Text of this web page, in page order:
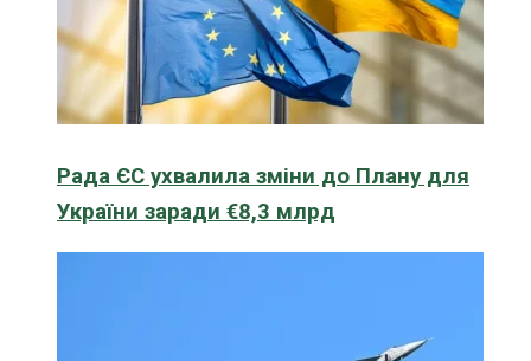
Рада ЄС ухвалила зміни до Плану для
України заради €8,3 млрд